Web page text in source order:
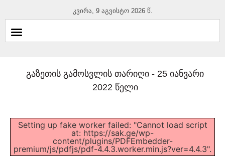
კვირა, 9 აგვისტო 2026 წ.
გაზეთის გამოსვლის თარიღი - 25 იანვარი
2022 წელი
Setting up fake worker failed: "Cannot load script
at: https://sak.ge/wp-
content/plugins/PDFEmbedder-
premium/js/pdfjs/pdf-4.4.3.worker.min.js?ver=4.4.3".